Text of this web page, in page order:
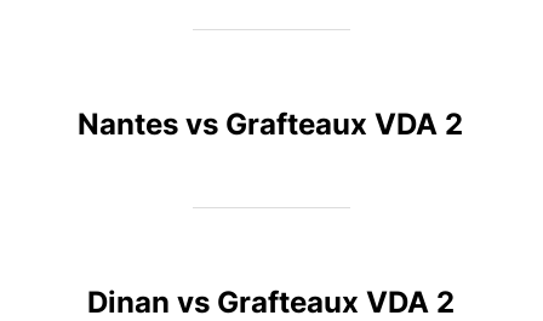
Nantes vs Grafteaux VDA 2
Dinan vs Grafteaux VDA 2